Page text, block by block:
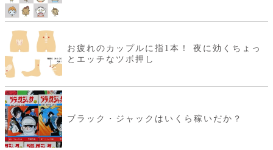
お疲れのカップルに指1本！ 夜に効くちょっ
とエッチなツボ押し
ブラック・ジャックはいくら稼いだか？